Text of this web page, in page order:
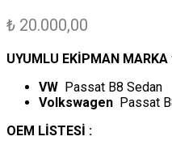
₺ 20.000,00
UYUMLU EKİPMAN
VW Passat B8 Sedan
Volkswagen Passat
OEM LİSTESİ :